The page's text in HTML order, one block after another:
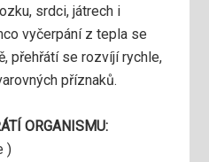
srdci, játrech i
vyčerpání z tepla se
přehřátí se rozvíjí rychle,
příznaků.
ORGANISMU:
)